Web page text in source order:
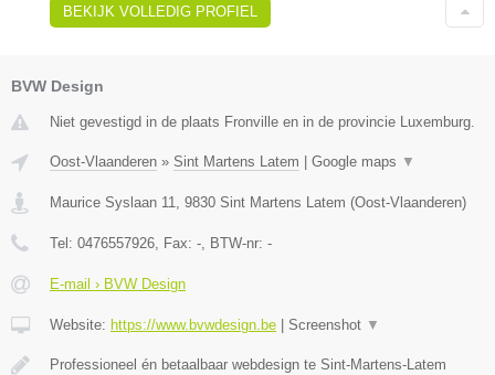
BEKIJK VOLLEDIG PROFIEL
BVW Design
Niet gevestigd in de plaats Fronville en in de provincie Luxemburg.
Oost-Vlaanderen » Sint Martens Latem Google maps ▼
Maurice Syslaan 11, 9830 Sint Martens Latem (Oost-Vlaanderen)
Tel: 0476557926, Fax: -, BTW-nr: -
E-mail › BVW Design
Website: https://www.bvwdesign.be Screenshot ▼
Professioneel én betaalbaar webdesign te Sint-Martens-Latem